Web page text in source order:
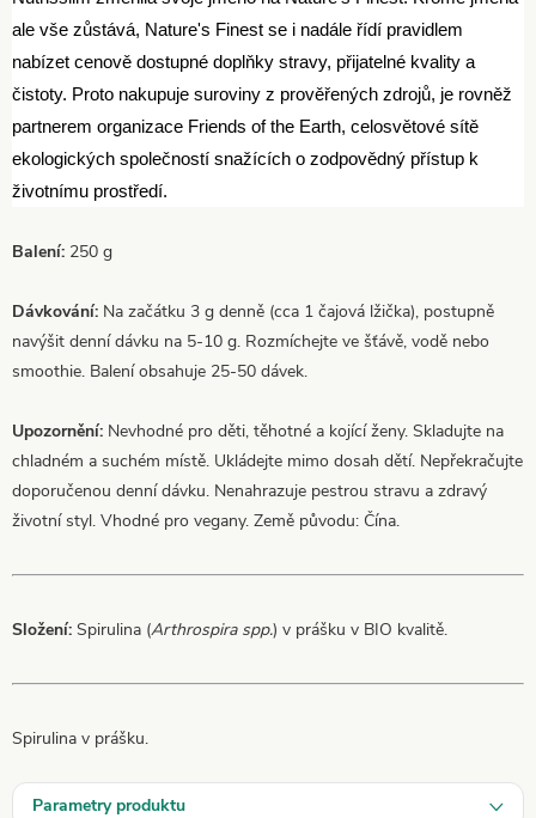
ale vše zůstává, Nature's Finest se i nadále řídí pravidlem
nabízet cenově dostupné doplňky stravy, přijatelné kvality a
čistoty. Proto nakupuje suroviny z prověřených zdrojů, je rovněž
partnerem organizace Friends of the Earth, celosvětové sítě
ekologických společností snažících o zodpovědný přístup k
životnímu prostředí.
Balení: 250 g
Dávkování: Na začátku 3 g denně (cca 1 čajová lžička), postupně
navýšit denní dávku na 5-10 g. Rozmíchejte ve šťávě, vodě nebo
smoothie. Balení obsahuje 25-50 dávek.
Upozornění: Nevhodné pro děti, těhotné a kojící ženy. Skladujte na
chladném a suchém místě. Ukládejte mimo dosah dětí. Nepřekračujte
doporučenou denní dávku. Nenahrazuje pestrou stravu a zdravý
životní styl. Vhodné pro vegany. Země původu: Čína.
Složení: Spirulina (Arthrospira spp.) v prášku v BIO kvalitě.
Spirulina v prášku.
Parametry produktu